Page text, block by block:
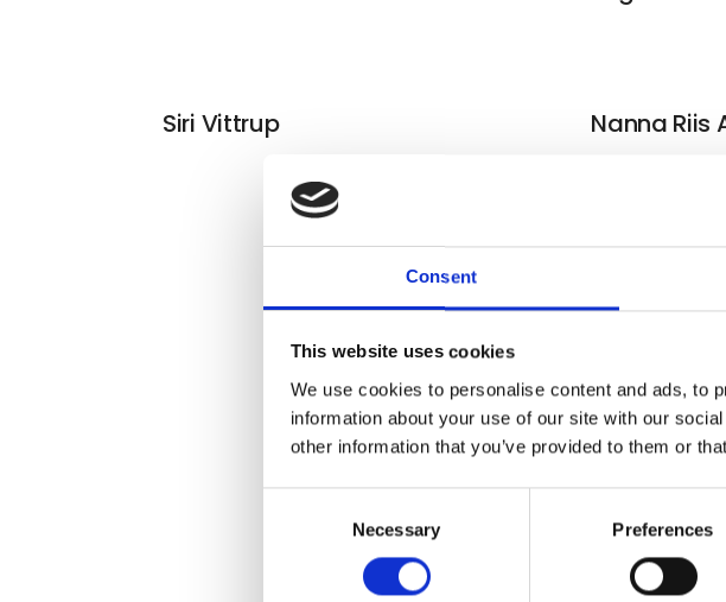
Consent
This website uses cookies
We use cookies to personalise content and ads, to
information about your use of our site with our
other information that you’ve provided to them or
Necessary Preferences
Siri Vittrup Nanna Riis